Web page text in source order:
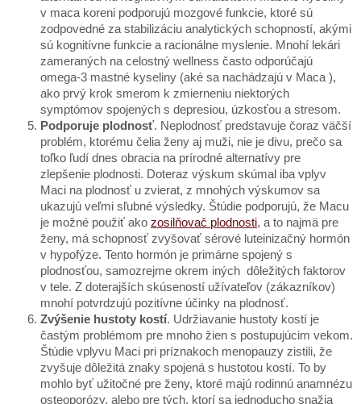
v maca koreni podporujú mozgové funkcie, ktoré sú
zodpovedné za stabilizáciu analytických schopností, akými
sú kognitívne funkcie a racionálne myslenie. Mnohí lekári
zameraných na celostný wellness často odporúčajú
omega-3 mastné kyseliny (aké sa nachádzajú v Maca ),
ako prvý krok smerom k zmierneniu niektorých
symptómov spojených s depresiou, úzkosťou a stresom.
Podporuje plodnosť. Neplodnosť predstavuje čoraz väčší
problém, ktorému čelia ženy aj muži, nie je divu, prečo sa
toľko ľudí dnes obracia na prírodné alternatívy pre
zlepšenie plodnosti. Doteraz výskum skúmal iba vplyv
Maci na plodnosť u zvierat, z mnohých výskumov sa
ukazujú veľmi sľubné výsledky. Štúdie podporujú, že Macu
je možné použiť ako zosilňovač plodnosti, a to najmä pre
ženy, má schopnosť zvyšovať sérové ​​luteinizačný hormón
v hypofýze. Tento hormón je primárne spojený s
plodnosťou, samozrejme okrem iných dôležitých faktorov
v tele. Z doterajších skúseností užívateľov (zákazníkov)
mnohí potvrdzujú pozitívne účinky na plodnosť.
Zvýšenie hustoty kostí. Udržiavanie hustoty kostí je
častým problémom pre mnoho žien s postupujúcim vekom.
Štúdie vplyvu Maci pri príznakoch menopauzy zistili, že
zvyšuje dôležitá znaky spojená s hustotou kostí. To by
mohlo byť užitočné pre ženy, ktoré majú rodinnú anamnézu
osteoporózy, alebo pre tých, ktorí sa jednoducho snažia